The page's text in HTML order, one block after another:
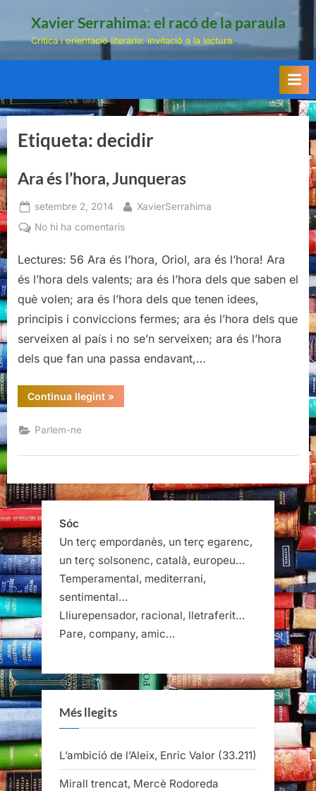
Xavier Serrahima: el racó de la paraula
Crítica i orientació literària: invitació a la lectura.
Etiqueta:decidir
Ara és l’hora, Junqueras
Posted
on
setembre 2, 2014 By
XavierSerrahima
No hi ha comentarisa
és
l’hora,
Lectures: 56 Ara és l’hora, Oriol, ara és l’hora! Ara
és l’hora dels valents; ara és l’hora dels que saben el
què volen; ara és l’hora dels que tenen idees,
principis i conviccions fermes; ara és l’hora dels que
serveixen al país i no se’n serveixen; ara és l’hora
dels que fan una passa endavant,…
Continua llegint“Ara
és
»
Parlem-ne
Sóc
Un terç empordanès, un terç egarenc,
un terç solsonenc, català, europeu…
Temperamental, mediterrani,
sentimental…
Lliurepensador, racional, lletraferit…
Pare, company, amic…
Més llegits
L’ambició de l’Aleix, Enric Valor (33.211)
Mirall trencat, Mercè Rodoreda